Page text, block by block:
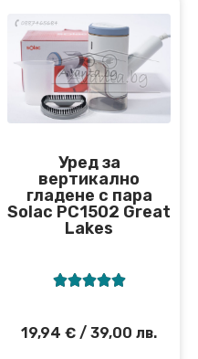
Уред за
вертикално
гладене с пара
Solac PC1502 Great
Lakes

19,94 € / 39,00 лв.